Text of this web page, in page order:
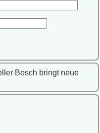
Bosch bringt neue